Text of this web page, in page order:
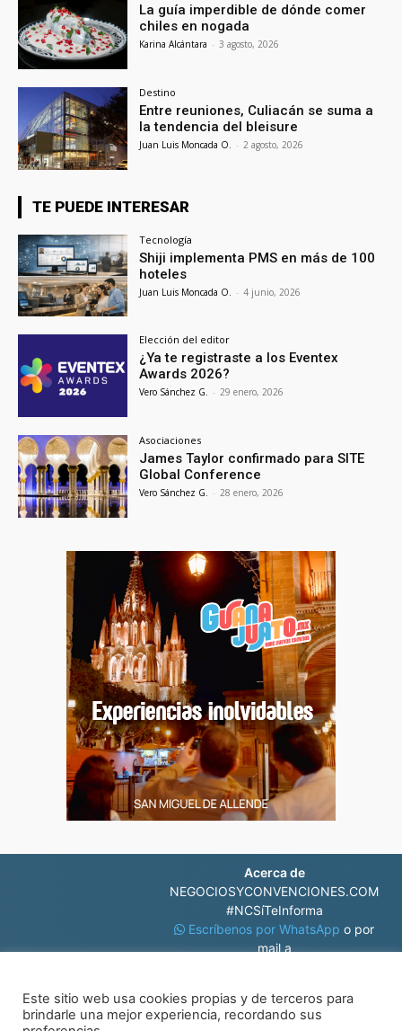
La guía imperdible de dónde comer
chiles en nogada
Karina Alcántara - 3 agosto, 2026
Destino
Entre reuniones, Culiacán se suma a
la tendencia del bleisure
Juan Luis Moncada O. - 2 agosto, 2026
TE PUEDE INTERESAR
Tecnología
Shiji implementa PMS en más de 100
hoteles
Juan Luis Moncada O. - 4 junio, 2026
Elección del editor
¿Ya te registraste a los Eventex
Awards 2026?
Vero Sánchez G. - 29 enero, 2026
Asociaciones
James Taylor confirmado para SITE
Global Conference
Vero Sánchez G. - 28 enero, 2026
Acerca de
NEGOCIOSYCONVENCIONES.COM
#NCSíTeInforma
Escríbenos por WhatsAppo por
mail a
Este sitio web usa cookies propias y de terceros para
brindarle una mejor experiencia, recordando sus